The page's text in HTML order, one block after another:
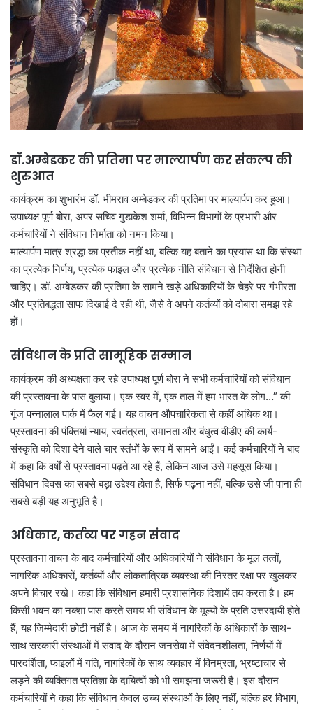
डॉ.अम्बेडकर की प्रतिमा पर माल्यार्पण कर संकल्प की
शुरुआत
कार्यक्रम का शुभारंभ डॉ. भीमराव अम्बेडकर की प्रतिमा पर माल्यार्पण कर हुआ।
उपाध्यक्ष पूर्ण बोरा, अपर सचिव गुडाकेश शर्मा, विभिन्न विभागों के प्रभारी और
कर्मचारियों ने संविधान निर्माता को नमन किया।
माल्यार्पण मात्र श्रद्धा का प्रतीक नहीं था, बल्कि यह बताने का प्रयास था कि संस्था
का प्रत्येक निर्णय, प्रत्येक फाइल और प्रत्येक नीति संविधान से निर्देशित होनी
चाहिए। डॉ. अम्बेडकर की प्रतिमा के सामने खड़े अधिकारियों के चेहरे पर गंभीरता
और प्रतिबद्धता साफ दिखाई दे रही थी, जैसे वे अपने कर्तव्यों को दोबारा समझ रहे
हों।
संविधान के प्रति सामूहिक सम्मान
कार्यक्रम की अध्यक्षता कर रहे उपाध्यक्ष पूर्ण बोरा ने सभी कर्मचारियों को संविधान
की प्रस्तावना के पास बुलाया। एक स्वर में, एक ताल में हम भारत के लोग…” की
गूंज पन्नालाल पार्क में फैल गई। यह वाचन औपचारिकता से कहीं अधिक था।
प्रस्तावना की पंक्तियां न्याय, स्वतंत्रता, समानता और बंधुत्व वीडीए की कार्य-
संस्कृति को दिशा देने वाले चार स्तंभों के रूप में सामने आईं। कई कर्मचारियों ने बाद
में कहा कि वर्षों से प्रस्तावना पढ़ते आ रहे हैं, लेकिन आज उसे महसूस किया।
संविधान दिवस का सबसे बड़ा उद्देश्य होता है, सिर्फ पढ़ना नहीं, बल्कि उसे जी पाना ही
सबसे बड़ी यह अनुभूति है।
अधिकार, कर्तव्य पर गहन संवाद
प्रस्तावना वाचन के बाद कर्मचारियों और अधिकारियों ने संविधान के मूल तत्वों,
नागरिक अधिकारों, कर्तव्यों और लोकतांत्रिक व्यवस्था की निरंतर रक्षा पर खुलकर
अपने विचार रखे। कहा कि संविधान हमारी प्रशासनिक दिशायें तय करता है। हम
किसी भवन का नक्शा पास करते समय भी संविधान के मूल्यों के प्रति उत्तरदायी होते
हैं, यह जिम्मेदारी छोटी नहीं है। आज के समय में नागरिकों के अधिकारों के साथ-
साथ सरकारी संस्थाओं में संवाद के दौरान जनसेवा में संवेदनशीलता, निर्णयों में
पारदर्शिता, फाइलों में गति, नागरिकों के साथ व्यवहार में विनम्रता, भ्रष्टाचार से
लड़ने की व्यक्तिगत प्रतिज्ञा के दायित्वों को भी समझना जरूरी है। इस दौरान
कर्मचारियों ने कहा कि संविधान केवल उच्च संस्थाओं के लिए नहीं, बल्कि हर विभाग,